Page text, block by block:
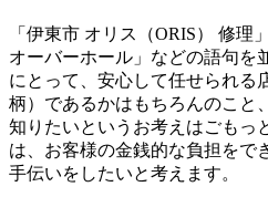
「伊東市 オリス（ORIS） 修理
オーバーホール」などの語句を
にとって、安心して任せられる
柄）であるかはもちろんのこと
知りたいというお考えはごもっ
は、お客様の金銭的な負担をで
手伝いをしたいと考えます。